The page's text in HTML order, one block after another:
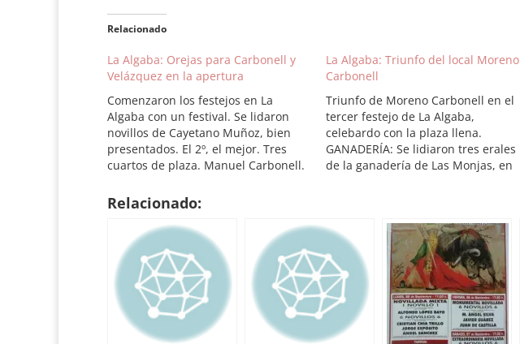
Relacionado
La Algaba: Orejas para Carbonell y
Velázquez en la apertura
Comenzaron los festejos en La
Algaba con un festival. Se lidaron
novillos de Cayetano Muñoz, bien
presentados. El 2º, el mejor. Tres
cuartos de plaza. Manuel Carbonell.
oreja. Pedro Luis Capilla, palmas.
Información de Paco Moreno.
La Algaba: Triunfo del local Moreno
Carbonell
Triunfo de Moreno Carbonell en el
tercer festejo de La Algaba,
celebardo con la plaza llena.
GANADERÍA: Se lidiaron tres erales
de la ganadería de Las Monjas, en
una oreja. Daniel Soto, dos orejas
tras un aviso. Juan…
Relacionado: